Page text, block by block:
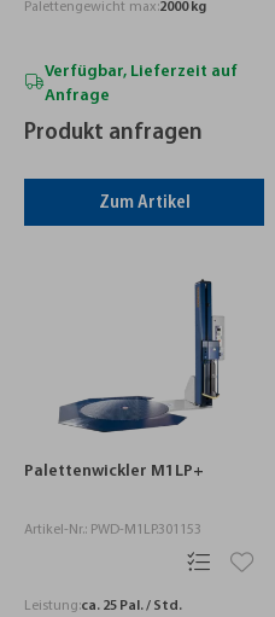
Palettengewicht max:2000 kg
Verfügbar, Lieferzeit auf
Anfrage
Produkt anfragen
Zum Artikel
Palettenwickler M1LP+
Artikel-Nr.: PWD-M1LP.301153
Leistung:ca. 25 Pal. / Std.